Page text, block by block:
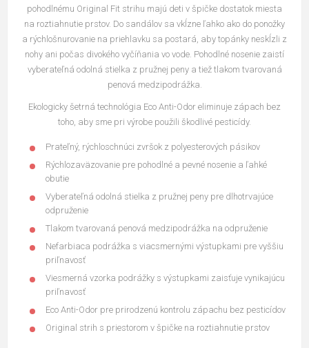
pohodlnému Original Fit strihu majú deti v špičke dostatok miesta
na roztiahnutie prstov. Do sandálov sa vkĺzne ľahko ako do ponožky
a rýchlošnurovanie na priehlavku sa postará, aby topánky neskĺzli z
nohy ani počas divokého vyčíňania vo vode. Pohodlné nosenie zaistí
vyberateľná odolná stielka z pružnej peny a tiež tlakom tvarovaná
penová medzipodrážka.
Ekologicky šetrná technológia Eco Anti-Odor eliminuje zápach bez
toho, aby sme pri výrobe použili škodlivé pesticídy.
Prateľný, rýchloschnúci zvršok z polyesterových pásikov
Rýchlozaväzovanie pre pohodlné a pevné nosenie a ľahké
obutie
Vyberateľná odolná stielka z pružnej peny pre dlhotrvajúce
odpruženie
Tlakom tvarovaná penová medzipodrážka na odpruženie
Nefarbiaca podrážka s viacsmernými výstupkami pre vyššiu
priľnavosť
Viesmerná vzorka podrážky s výstupkami zaisťuje vynikajúcu
priľnavosť
Eco Anti-Odor pre prirodzenú kontrolu zápachu bez pesticídov
Original strih s priestorom v špičke na roztiahnutie prstov